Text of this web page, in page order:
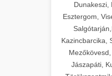
Dunakeszi,
Esztergom,
Kazincbarcika,
Jászapáti,